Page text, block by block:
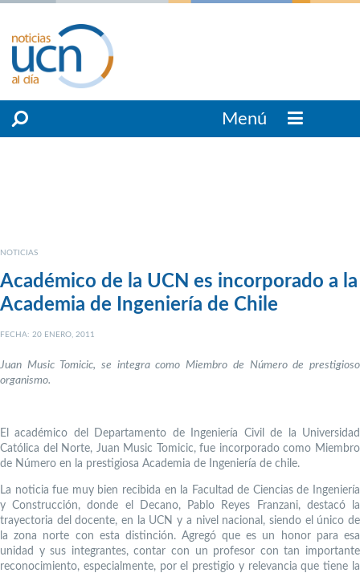
Menú
NOTICIAS
Académico de la UCN es incorporado a la
Academia de Ingeniería de Chile
FECHA: 20 ENERO, 2011
Juan Music Tomicic, se integra como Miembro de Número de prestigioso
organismo.
El académico del Departamento de Ingeniería Civil de la Universidad
Católica del Norte, Juan Music Tomicic, fue incorporado como Miembro
de Número en la prestigiosa Academia de Ingeniería de chile.
La noticia fue muy bien recibida en la Facultad de Ciencias de Ingeniería
y Construcción, donde el Decano, Pablo Reyes Franzani, destacó la
trayectoria del docente, en la UCN y a nivel nacional, siendo el único de
la zona norte con esta distinción. Agregó que es un honor para esa
unidad y sus integrantes, contar con un profesor con tan importante
reconocimiento, especialmente, por el prestigio y relevancia que tiene la